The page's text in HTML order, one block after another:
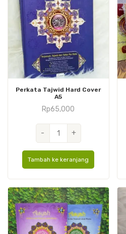
Perkata Tajwid Hard Cover
A5
Rp65,000
-
Kuantitas
Perkata
Tajwid
Cover
A5
+
Tambah ke keranjang